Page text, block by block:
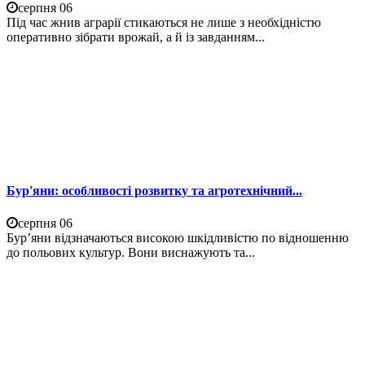
серпня 06
Під час жнив аграрії стикаються не лише з необхідністю
оперативно зібрати врожай, а й із завданням...
Бур'яни: особливості розвитку та агротехнічний...
серпня 06
Бур’яни відзначаються високою шкідливістю по відношенню
до польових культур. Вони виснажують та...